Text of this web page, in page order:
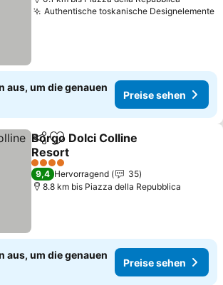
Authentische toskanische Designelemente
aus, um die genauen
Preise sehen
TeilenZu Favoriten hinzufügen
Borgo Dolci Colline
Resort
Preise sehen
4 Sterne
9,4 Hervorragend
35
8.8 km bis Piazza della Repubblica
aus, um die genauen
Preise sehen